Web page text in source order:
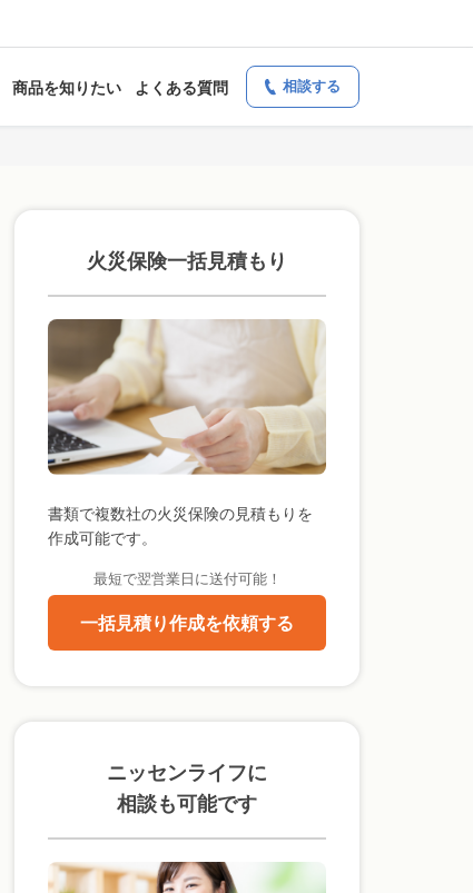
商品を知りたい よくある質問 相談する
火災保険一括見積もり
書類で複数社の火災保険の見積もりを
作成可能です。
最短で翌営業日に送付可能！
一括見積り作成を依頼する
ニッセンライフに
相談も可能です